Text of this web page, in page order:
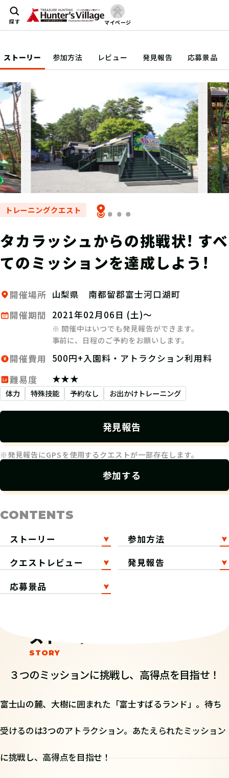
探す マイページ
ストーリー 参加方法 レビュー 発見報告 応募景品
トレーニングクエスト
タカラッシュからの挑戦状! すべ
てのミッションを達成しよう!
開催場所 山梨県 南都留郡富士河口湖町
開催期間
2021年02月06日 (土)～
※ 開催中はいつでも発見報告ができます。
事前に、日程のご予約をお願いします。
開催費用
500円+入園料・アトラクション利用料
難易度
★★★
体力 特殊技能 予約なし お出かけトレーニング
発見報告
※発見報告にGPSを使用するクエストが一部存在します。
参加する
CONTENTS
ストーリー
参加方法
クエストレビュー
発見報告
応募景品
ストーリー
３つのミッションに挑戦し、高得点を目指せ！
富士山の麓、大樹に囲まれた「富士すばるランド」。待ち
受けるのは3つのアトラクション。あたえられたミッション
に挑戦し、高得点を目指せ！